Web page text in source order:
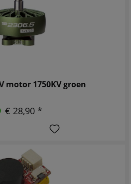
motor 1750KV groen
€ 28,90 *